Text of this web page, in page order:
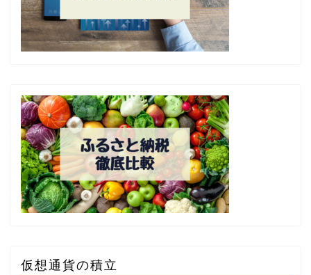
仮想通貨の積立